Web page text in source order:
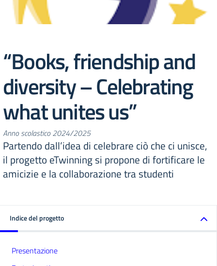
“Books, friendship and
diversity – Celebrating
what unites us”
Anno scolastico 2024/2025
Partendo dall’idea di celebrare ciò che ci unisce,
il progetto eTwinning si propone di fortificare le
amicizie e la collaborazione tra studenti
Indice del progetto
Presentazione